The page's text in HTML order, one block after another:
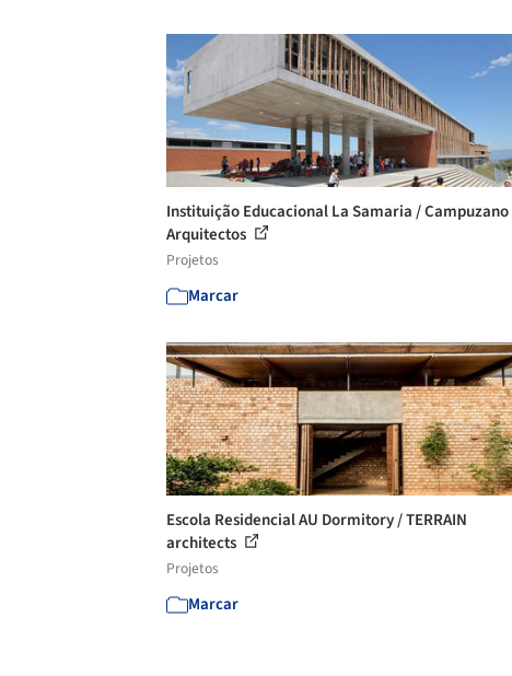
Instituição Educacional La Samaria / Campuzano
Arquitectos
Projetos
Marcar
Escola Residencial AU Dormitory / TERRAIN
architects
Projetos
Marcar